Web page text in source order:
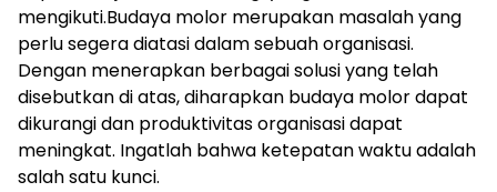
mengikuti.Budaya molor merupakan masalah yang
perlu segera diatasi dalam sebuah organisasi.
Dengan menerapkan berbagai solusi yang telah
disebutkan di atas, diharapkan budaya molor dapat
dikurangi dan produktivitas organisasi dapat
meningkat. Ingatlah bahwa ketepatan waktu adalah
salah satu kunci.